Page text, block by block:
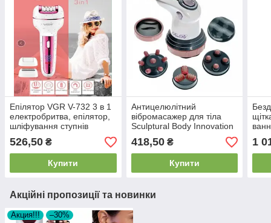
Епілятор VGR V-732 3 в 1
електробритва, епілятор,
шліфування ступнів
526,50 ₴
Купити
Антицелюлітний
вібромасажер для тіла
Sculptural Body Innovation
4в1 з інфрачервоним
прогріванням
418,50₴
Купити
1
Акційні пропозиції та новинки
Акция!!! –30%